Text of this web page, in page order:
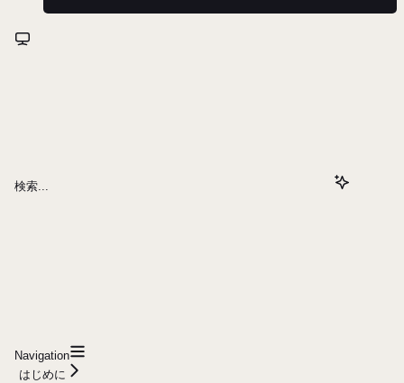
検索...
Navigation
はじめに